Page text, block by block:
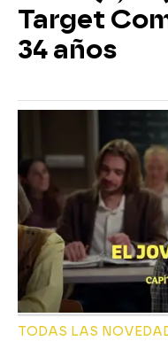
Target
34 años
TODAS LAS